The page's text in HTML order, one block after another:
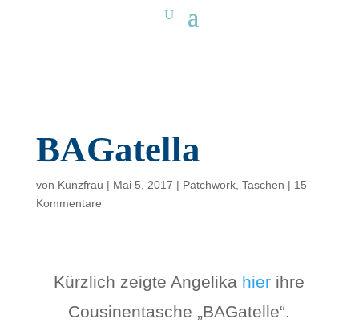
BAGatella
von Kunzfrau | Mai 5, 2017 | Patchwork, Taschen | 15
Kommentare
Kürzlich zeigte Angelika hier ihre
Cousinentasche „BAGatelle“.